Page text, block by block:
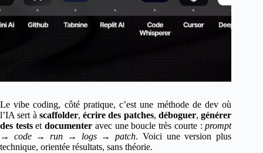
Le vibe coding, côté pratique, c’est une méthode de dev où
l’IA sert à scaffolder,écrire des patches, déboguer,générer
des testsetdocumenter avec une boucle très courte :prompt
→ code → run → logs → patch. Voici une version plus
technique, orientée résultats, sans théorie.